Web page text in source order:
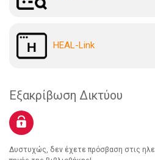
HEAL-Link
Εξακρίβωση Δικτύου
Δυστυχώς, δεν έχετε πρόσβαση στις